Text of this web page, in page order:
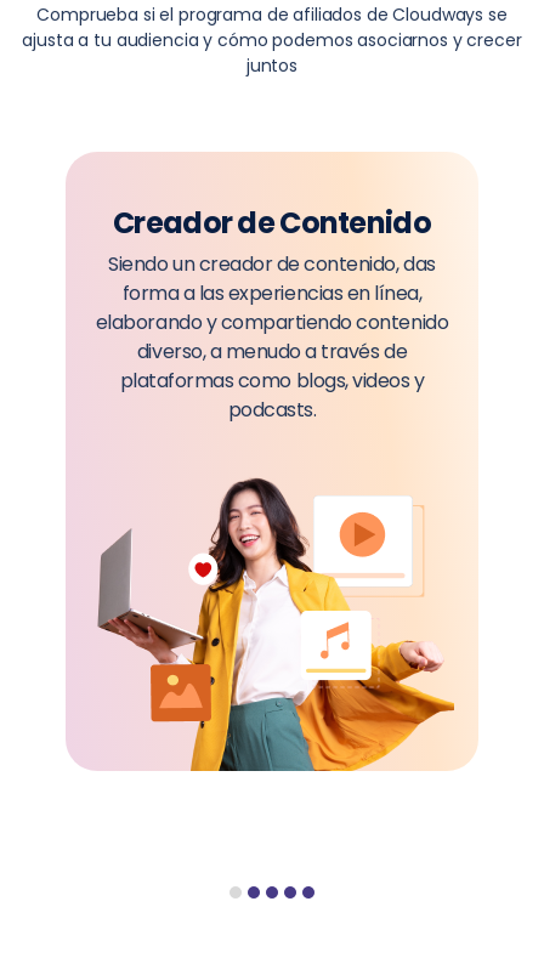
Comprueba si el programa de afiliados de Cloudways se
ajusta a tu audiencia y cómo podemos asociarnos y crecer
juntos
Creador de Contenido
Siendo un creador de contenido, das
forma a las experiencias en línea,
elaborando y compartiendo contenido
diverso, a menudo a través de
plataformas como blogs, videos y
podcasts.